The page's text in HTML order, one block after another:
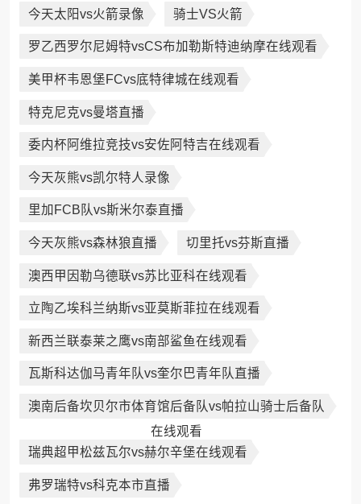
今天太阳vs火箭录像 骑士VS火箭
罗乙西罗尔尼姆特vsCS布加勒斯特迪纳摩在线观看
美甲杯韦恩堡FCvs底特律城在线观看
特克尼克vs曼塔直播
委内杯阿维拉竞技vs安佐阿特吉在线观看
今天灰熊vs凯尔特人录像
里加FCB队vs斯米尔泰直播
今天灰熊vs森林狼直播 切里托vs芬斯直播
澳西甲因勒乌德联vs苏比亚科在线观看
立陶乙埃科兰纳斯vs亚莫斯菲拉在线观看
新西兰联泰莱之鹰vs南部鲨鱼在线观看
瓦斯科达伽马青年队vs奎尔巴青年队直播
澳南后备坎贝尔市体育馆后备队vs帕拉山骑士后备队
在线观看
瑞典超甲松兹瓦尔vs赫尔辛堡在线观看
弗罗瑞特vs科克本市直播